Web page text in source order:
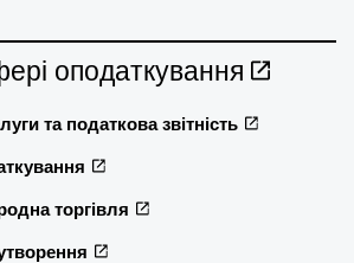
оподаткування
та податкова звітність
торгівля